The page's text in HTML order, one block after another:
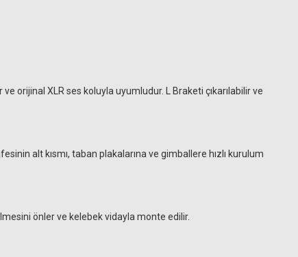
orijinal XLR ses koluyla uyumludur. L Braketi çıkarılabilir ve
alt kısmı, taban plakalarına ve gimballere hızlı kurulum
önler ve kelebek vidayla monte edilir.